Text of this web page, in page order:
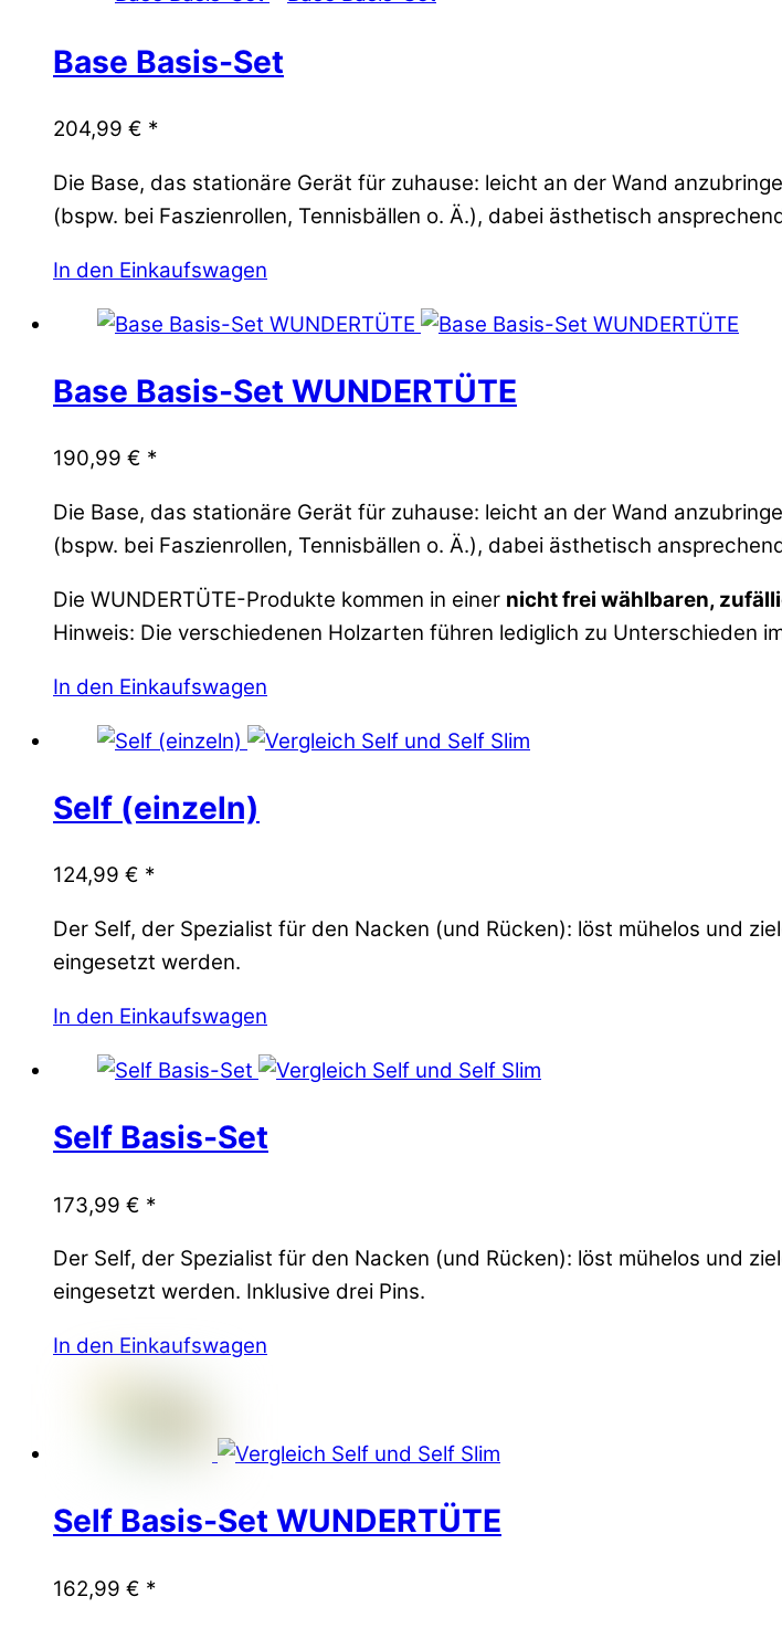
Base Basis-Set
204,99 € *
Die Base, das stationäre Gerät für zuhause: leicht an der Wand
(bspw. bei Faszienrollen, Tennisbällen o. Ä.), dabei ästhetisch
In den Einkaufswagen
Base Basis-Set WUNDERTÜTE
190,99 € *
Die Base, das stationäre Gerät für zuhause: leicht an der Wand
(bspw. bei Faszienrollen, Tennisbällen o. Ä.), dabei ästhetisch
Die WUNDERTÜTE-Produkte kommen in einer nicht frei wählbaren,
Hinweis: Die verschiedenen Holzarten führen lediglich zu Unterschieden
In den Einkaufswagen
Self (einzeln)
124,99 € *
Der Self, der Spezialist für den Nacken (und Rücken): löst mühelos und
eingesetzt werden.
In den Einkaufswagen
Self Basis-Set
173,99 € *
Der Self, der Spezialist für den Nacken (und Rücken): löst mühelos und
eingesetzt werden. Inklusive drei Pins.
In den Einkaufswagen
Self Basis-Set WUNDERTÜTE
162,99 € *